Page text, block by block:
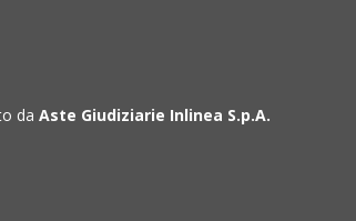
da Aste Giudiziarie Inlinea S.p.A.